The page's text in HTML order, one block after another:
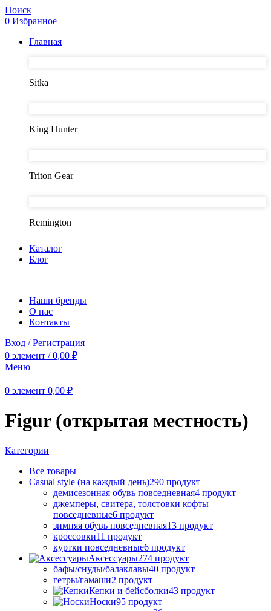
Поиск
0 Избранное
Главная
Sitka
King Hunter
Triton Gear
Remington
Каталог
Блог
Наши бренды
О нас
Контакты
Вход / Регистрация
0 элемент / 0,00 ₽
Меню
0 элемент 0,00 ₽
Figur (открытая местность)
Категории
Все товары
Casual style (на каждый день)290 продукт
демисезонная обувь повседневная4 продукт
джемперы, свитера, толстовки кофты
повседневные6 продукт
зимняя обувь повседневная13 продукт
кроссовки11 продукт
куртки повседневные6 продукт
Аксессуары274 продукт
бафы/снуды/балаклавы40 продукт
гетры/гамаши2 продукт
Кепки и бейсболки43 продукт
Носки95 продукт